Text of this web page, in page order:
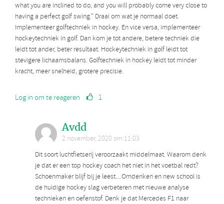
what you are inclined to do, and you will probably come very close to
having a perfect golf swing." Draai om wat je normaal doet.
Implementeer golftechniek in hockey. En vice versa, implementeer
hockeytechniek in golf. Dan kom je tot andere, betere techniek die
leidt tot ander, beter resultaat. Hockeytechniek in golf leidt tot
stevigere lichaamsbalans. Golftechniek in hockey leidt tot minder
kracht, meer snelheid, grotere precisie.
Log in om te reageren 1
Avdd
2 november, 2020 om 11:03
Dit soort luchtfietserij veroorzaakt middelmaat. Waarom denk
je dat er een top hockey coach het niet in het voetbal redt?
Schoenmaker blijf bij je leest....Omdenken en new school is
de huidige hockey slag verbeteren met nieuwe analyse
technieken en oefenstof. Denk je dat Mercedes F1 naar